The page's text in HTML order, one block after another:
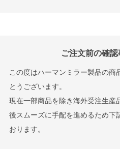
ご注文前の確
この度はハーマンミラー製品の商
とうございます。
現在一部商品を除き海外受注生産
後スムーズに手配を進めるため下
おります。